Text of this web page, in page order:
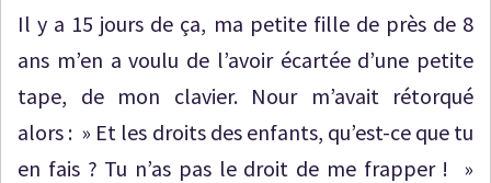
Il y a 15 jours de ça, ma petite fille de près de 8
ans m’en a voulu de l’avoir écartée d’une petite
tape, de mon clavier. Nour m’avait rétorqué
alors : » Et les droits des enfants, qu’est-ce que tu
en fais ? Tu n’as pas le droit de me frapper ! »